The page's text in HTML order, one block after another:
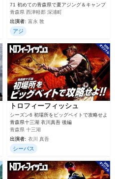
71 初めての青森県で夏アジング＆キャンプ
青森県 西津軽郡 深浦町
出演者: 富永 敦
アジ
トロフィーフィッシュ
シーズン6 初場所をビッグベイトで攻略せよ
青森県十三湖 衣川真吾 後編
青森県 十三湖
出演者: 衣川 真吾
シーバス